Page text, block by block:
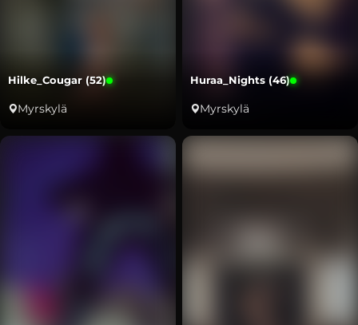
Hilke_Cougar (52)
Myrskylä
Huraa_Nights (46)
Myrskylä